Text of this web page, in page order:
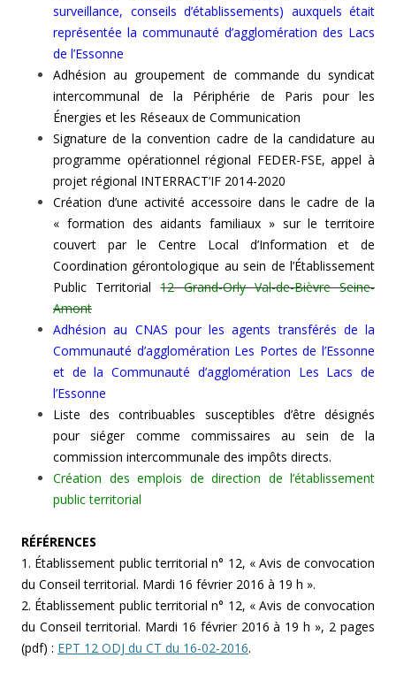
surveillance, conseils d’établissements) auxquels était
représentée la communauté d’agglomération des Lacs
de l’Essonne
Adhésion au groupement de commande du syndicat
intercommunal de la Périphérie de Paris pour les
Énergies et les Réseaux de Communication
Signature de la convention cadre de la candidature au
programme opérationnel régional FEDER-FSE, appel à
projet régional INTERRACT’IF 2014-2020
Création d’une activité accessoire dans le cadre de la
« formation des aidants familiaux » sur le territoire
couvert par le Centre Local d’Information et de
Coordination gérontologique au sein de l’Établissement
Public Territorial12 Grand-Orly Val-de-Bièvre Seine-
Amont
Adhésion au CNAS pour les agents transférés de la
Communauté d’agglomération Les Portes de l’Essonne
et de la Communauté d’agglomération Les Lacs de
l’Essonne
Liste des contribuables susceptibles d’être désignés
pour siéger comme commissaires au sein de la
commission intercommunale des impôts directs.
Création des emplois de direction de l’établissement
public territorial
RÉFÉRENCES
1. Établissement public territorial n° 12, « Avis de convocation
du Conseil territorial. Mardi 16 février 2016 à 19 h ».
2. Établissement public territorial n° 12, « Avis de convocation
du Conseil territorial. Mardi 16 février 2016 à 19 h », 2 pages
(pdf) : EPT 12 ODJ du CT du 16-02-2016.